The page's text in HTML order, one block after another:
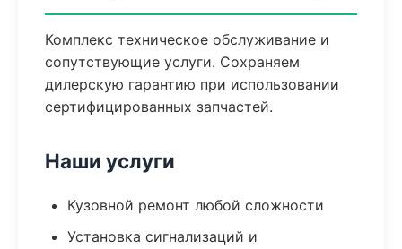
Комплекс техническое обслуживание и
сопутствующие услуги. Сохраняем
дилерскую гарантию при использовании
сертифицированных запчастей.
Наши услуги
Кузовной ремонт любой сложности
Установка сигнализаций и